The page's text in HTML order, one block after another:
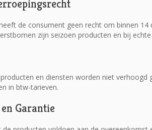
de consument geen recht om binnen 14
zijn seizoen producten en bij
en diensten worden niet verhoogd
in btw-tarieven.
Garantie